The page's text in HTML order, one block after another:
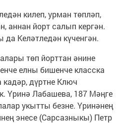
килеп, урман төпләп,
аннан йорт салып кергән.
Келәтледән күченгән.
төп йорттан әнине
елны бишенче класска
кадәр, дүртне Ключ
Үринә Лабашева, 187 Мәңге
укытты безне. Үринәнең
энесе (Сарсазныкы) Петр